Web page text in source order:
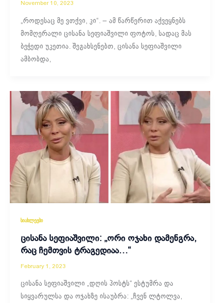
November 10, 2023
„როდესაც მე ვთქვი, კი“. – ამ წარწერით აქვეყნებს
მომღერალი ცისანა სეფიაშვილი ფოტოს, სადაც მას
ბეჭედი უკეთია. შეგახსენებთ, ცისანა სეფიაშვილი
ამბობდა,
სიახლეები
ცისანა სეფიაშვილი: „ორი ოჯახი დამენგრა,
რაც ჩემთვის ტრაგედიაა…“
February 1, 2023
ცისანა სეფიაშვილი „დღის პოსტს“ ესტუმრა და
სიყვარულსა და ოჯახზე ისაუბრა: „ჩვენ ლტოლვა,